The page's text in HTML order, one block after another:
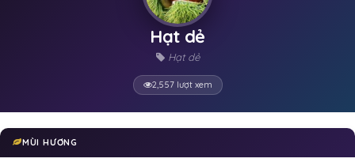
Hạt dẻ
Hạt dẻ
2,557 lượt xem
MÙI HƯƠNG